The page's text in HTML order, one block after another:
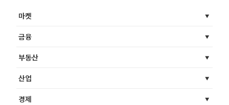
마켓
금융
부동산
산업
경제